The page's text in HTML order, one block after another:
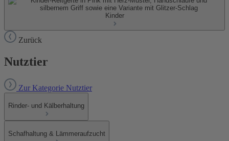
Kinder
Zurück
Nutztier
Zur Kategorie Nutztier
Rinder- und Kälberhaltung
Schafhaltung & Lämmeraufzucht